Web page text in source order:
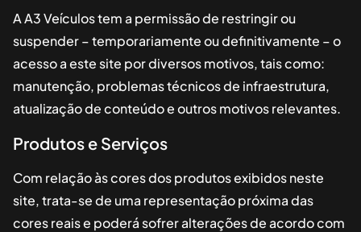
AA3 Veículostem a permissão de restringir ou
suspender – temporariamente ou definitivamente – o
acesso a este site por diversos motivos, tais como:
manutenção, problemas técnicos de infraestrutura,
atualização de conteúdo e outros motivos relevantes.
Produtos e Serviços
Com relação às cores dos produtos exibidos neste
site, trata-se de uma representação próxima das
cores reais e poderá sofrer alterações de acordo com